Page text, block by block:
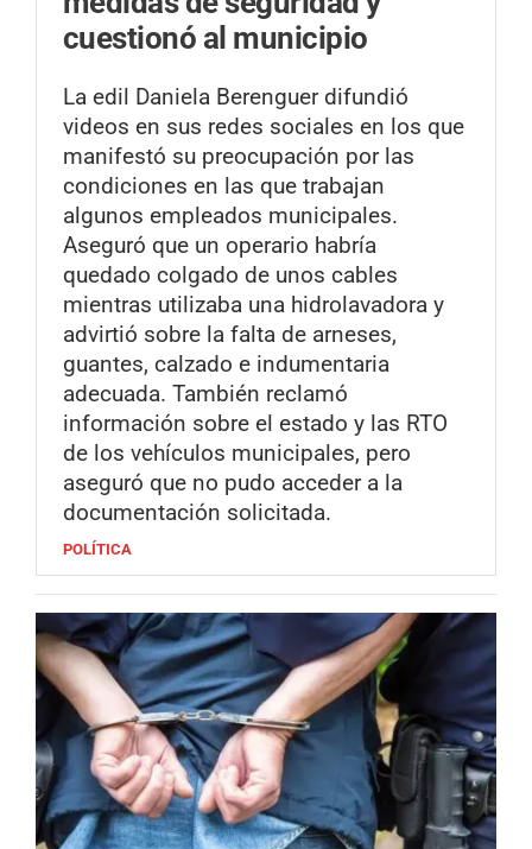
cuestionó al municipio
La edil Daniela Berenguer difundió
videos en sus redes sociales en los que
manifestó su preocupación por las
condiciones en las que trabajan
algunos empleados municipales.
Aseguró que un operario habría
quedado colgado de unos cables
mientras utilizaba una hidrolavadora y
advirtió sobre la falta de arneses,
guantes, calzado e indumentaria
adecuada. También reclamó
información sobre el estado y las RTO
de los vehículos municipales, pero
aseguró que no pudo acceder a la
documentación solicitada.
POLÍTICA